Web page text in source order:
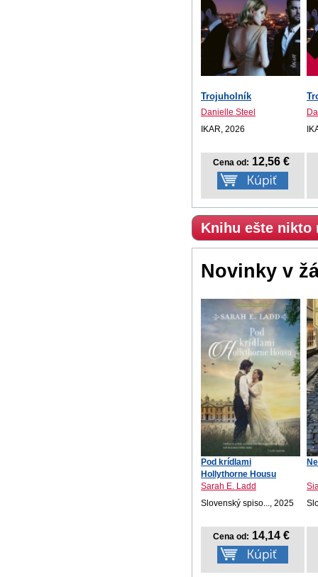
Trojuholník
Danielle Steel
IKAR, 2026
Cena od: 12,56 €
Knihu ešte nikto
Novinky v
Pod krídlami
Hollythorne Housu
Sarah E. Ladd
Slovenský spiso..., 2025
Cena od: 14,14 €